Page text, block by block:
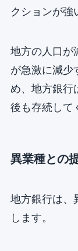
クションが強
地方の人口が
が急激に減少
め、地方銀行
後も存続して
異業種との
地方銀行は、
します。